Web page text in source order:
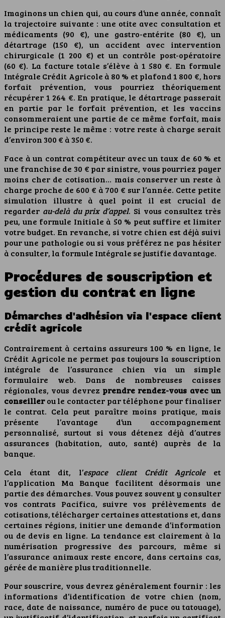
Imaginons un chien qui, au cours d’une année, connaît
la trajectoire suivante : une otite avec consultation et
médicaments (90 €), une gastro-entérite (80 €), un
détartrage (150 €), un accident avec intervention
chirurgicale (1 200 €) et un contrôle post-opératoire
(60 €). La facture totale s’élève à 1 580 €. En formule
Intégrale Crédit Agricole à 80 % et plafond 1 800 €, hors
forfait prévention, vous pourriez théoriquement
récupérer 1 264 €. En pratique, le détartrage passerait
en partie par le forfait prévention, et les vaccins
consommeraient une partie de ce même forfait, mais
le principe reste le même : votre reste à charge serait
d’environ 300 € à 350 €.
Face à un contrat compétiteur avec un taux de 60 % et
une franchise de 30 € par sinistre, vous pourriez payer
moins cher de cotisation… mais conserver un reste à
charge proche de 600 € à 700 € sur l’année. Cette petite
simulation illustre à quel point il est crucial de
regarder au-delà du prix d’appel. Si vous consultez très
peu, une formule Initiale à 50 % peut suffire et limiter
votre budget. En revanche, si votre chien est déjà suivi
pour une pathologie ou si vous préférez ne pas hésiter
à consulter, la formule Intégrale se justifie davantage.
Procédures de souscription et
gestion du contrat en ligne
Démarches d'adhésion via l'espace client
crédit agricole
Contrairement à certains assureurs 100 % en ligne, le
Crédit Agricole ne permet pas toujours la souscription
intégrale de l’assurance chien via un simple
formulaire web. Dans de nombreuses caisses
régionales, vous devrez prendre rendez-vous avec un
conseillerou le contacter par téléphone pour finaliser
le contrat. Cela peut paraître moins pratique, mais
présente l’avantage d’un accompagnement
personnalisé, surtout si vous détenez déjà d’autres
assurances (habitation, auto, santé) auprès de la
banque.
Cela étant dit, l’espace client Crédit Agricoleet
l’application Ma Banque facilitent désormais une
partie des démarches. Vous pouvez souvent y consulter
vos contrats Pacifica, suivre vos prélèvements de
cotisations, télécharger certaines attestations et, dans
certaines régions, initier une demande d’information
ou de devis en ligne. La tendance est clairement à la
numérisation progressive des parcours, même si
l’assurance animaux reste encore, dans certains cas,
gérée de manière plus traditionnelle.
Pour souscrire, vous devrez généralement fournir : les
informations d’identification de votre chien (nom,
race, date de naissance, numéro de puce ou tatouage),